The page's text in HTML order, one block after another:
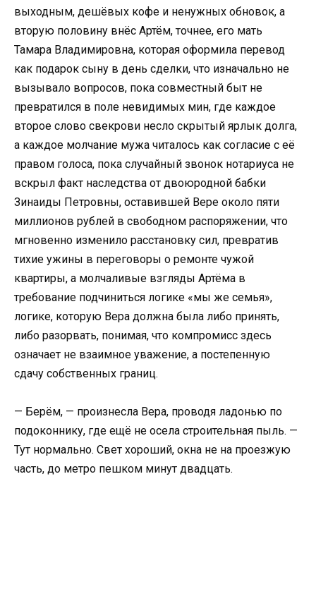
выходным, дешёвых кофе и ненужных обновок, а
вторую половину внёс Артём, точнее, его мать
Тамара Владимировна, которая оформила перевод
как подарок сыну в день сделки, что изначально не
вызывало вопросов, пока совместный быт не
превратился в поле невидимых мин, где каждое
второе слово свекрови несло скрытый ярлык долга,
а каждое молчание мужа читалось как согласие с её
правом голоса, пока случайный звонок нотариуса не
вскрыл факт наследства от двоюродной бабки
Зинаиды Петровны, оставившей Вере около пяти
миллионов рублей в свободном распоряжении, что
мгновенно изменило расстановку сил, превратив
тихие ужины в переговоры о ремонте чужой
квартиры, а молчаливые взгляды Артёма в
требование подчиниться логике «мы же семья»,
логике, которую Вера должна была либо принять,
либо разорвать, понимая, что компромисс здесь
означает не взаимное уважение, а постепенную
сдачу собственных границ.
— Берём, — произнесла Вера, проводя ладонью по
подоконнику, где ещё не осела строительная пыль. —
Тут нормально. Свет хороший, окна не на проезжую
часть, до метро пешком минут двадцать.